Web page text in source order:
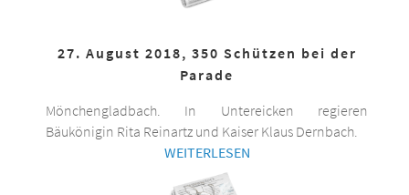
27. August 2018, 350 Schützen bei der
Parade
Mönchengladbach. In Untereicken regieren
Bäukönigin Rita Reinartz und Kaiser Klaus Dernbach.
WEITERLESEN